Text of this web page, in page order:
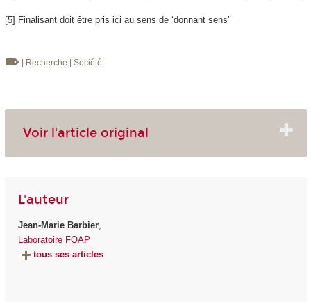
[5] Finalisant doit être pris ici au sens de ‘donnant sens’
| Recherche | Société
Voir l'article original
L'auteur
Jean-Marie Barbier,
Laboratoire FOAP
tous ses articles